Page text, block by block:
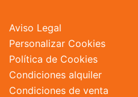
Aviso Legal
Personalizar Cookies
Política de Cookies
Condiciones alquiler
Condiciones de venta